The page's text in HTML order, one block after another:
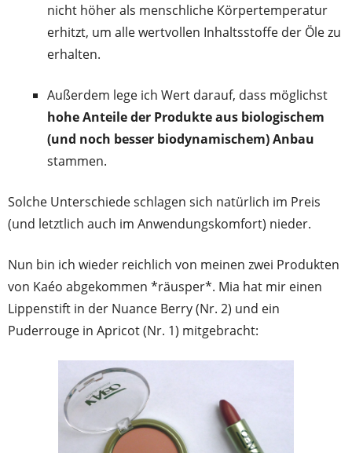
nicht höher als menschliche Körpertemperatur
erhitzt, um alle wertvollen Inhaltsstoffe der Öle zu
erhalten.
Außerdem lege ich Wert darauf, dass möglichst
hohe Anteile der Produkte aus biologischem
(und noch besser biodynamischem) Anbau
stammen.
Solche Unterschiede schlagen sich natürlich im Preis
(und letztlich auch im Anwendungskomfort) nieder.
Nun bin ich wieder reichlich von meinen zwei Produkten
von Kaéo abgekommen *räusper*. Mia hat mir einen
Lippenstift in der Nuance Berry (Nr. 2) und ein
Puderrouge in Apricot (Nr. 1) mitgebracht: